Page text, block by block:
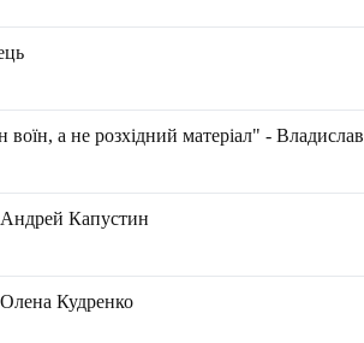
воїн, а не розхідний матеріал" - Владислав
Капустин
Кудренко